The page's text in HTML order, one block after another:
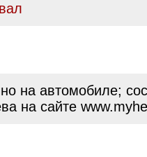
на автомобиле;
на сайте